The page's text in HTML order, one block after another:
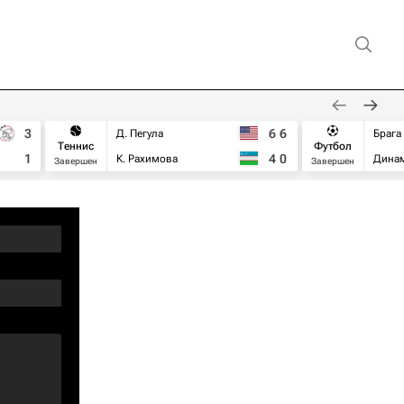
3
1
Теннис
Завершен
Д. Пегула
К. Рахимова
6 6
4 0
Футбол
Завершен
Брага